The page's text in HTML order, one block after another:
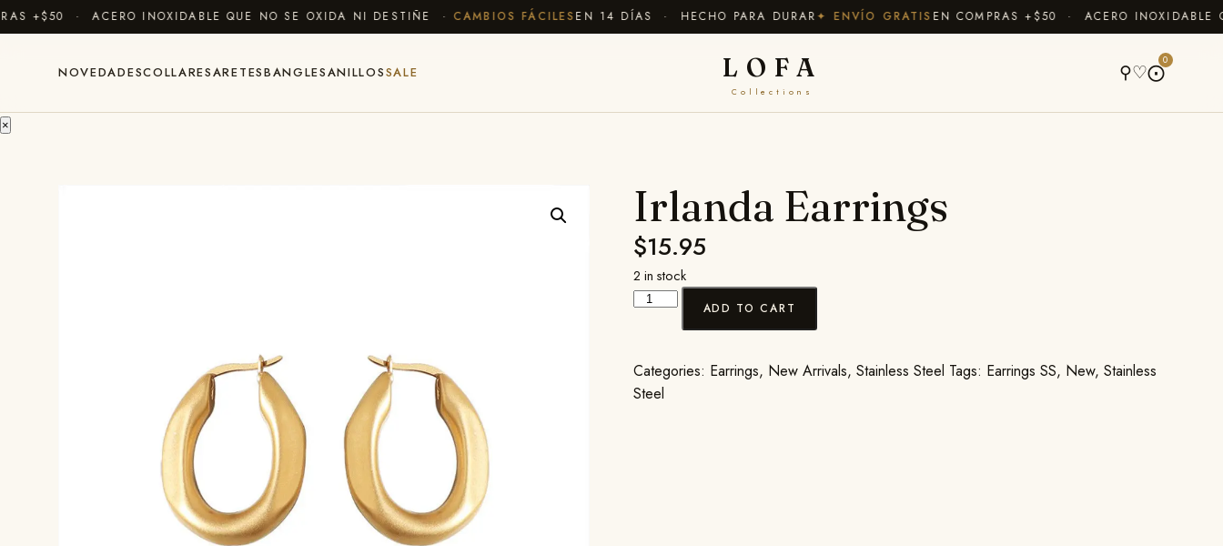
+$50 · ACERO INOXIDABLE QUE NO SE OXIDA NI DESTIÑE · CAMBIOS FÁCILESEN 14 DÍAS · HECHO PARA DURAR✦ ENVÍO GRATISEN COMPRAS +$50 · ACERO INOXIDABLE
NOVEDADESCOLLARESARETESBANGLESANILLOSSALE LOFA
Collections
⚲♡⨀
0
×
Irlanda Earrings
$15.95
2 in stock
ADD TO CART
Categories: Earrings, New Arrivals,Stainless Steel Tags: Earrings SS, New,Stainless
Steel